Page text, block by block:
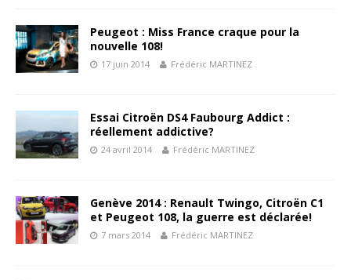
Peugeot : Miss France craque pour la
nouvelle 108!
17 juin 2014 Frédéric MARTINEZ
Essai Citroën DS4 Faubourg Addict :
réellement addictive?
24 avril 2014 Frédéric MARTINEZ
Genève 2014 : Renault Twingo, Citroën C1
et Peugeot 108, la guerre est déclarée!
7 mars 2014 Frédéric MARTINEZ